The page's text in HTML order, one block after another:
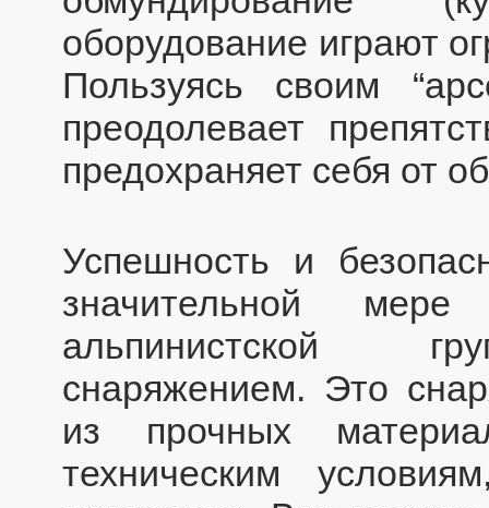
оборудование играют
Пользуясь своим
преодолевает
предохраняет себя от
Успешность и
значительной
альпинистской
снаряжением. Это
из прочных
техническим